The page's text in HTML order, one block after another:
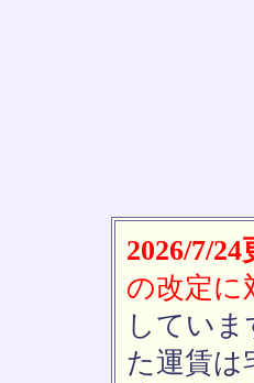
2026/7/24
の改定に
してい
た運賃は